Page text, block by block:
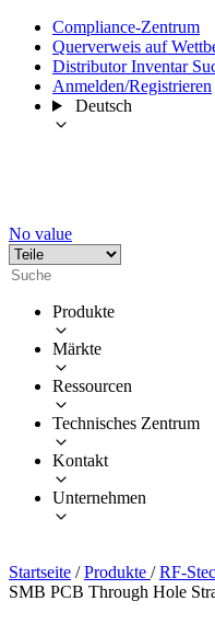
Compliance-Zentrum
Querverweis auf
Distributor Inventar
Anmelden/Registrieren
Deutsch
No value
Produkte
Märkte
Ressourcen
Technisches Zentrum
Kontakt
Unternehmen
Startseite / Produkte / RF-
SMB PCB Through Hole